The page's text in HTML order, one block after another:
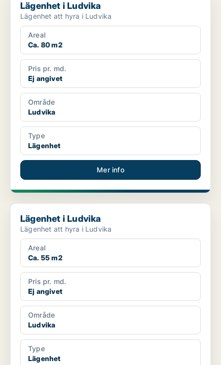
Lägenhet i Ludvika
Lägenhet att hyra i Ludvika
Areal
Ca. 80 m2
Pris pr. md.
Ej angivet
Område
Ludvika
Type
Lägenhet
Mer info
Lägenhet i Ludvika
Lägenhet i Ludvika
Lägenhet att hyra i Ludvika
Areal
Ca. 55 m2
Pris pr. md.
Ej angivet
Område
Ludvika
Type
Lägenhet